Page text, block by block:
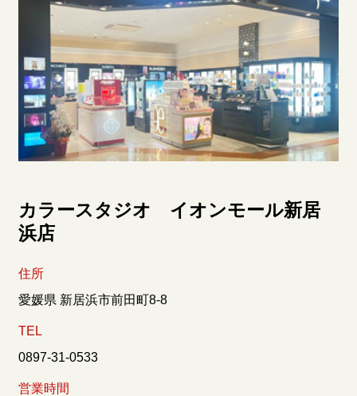
カラースタジオ イオンモール新居
浜店
住所
愛媛県 新居浜市前田町8-8
TEL
0897-31-0533
営業時間